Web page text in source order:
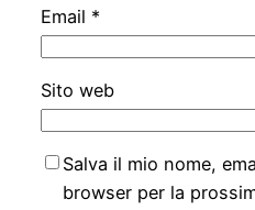
Email *
Sito web
Salva il mio nome,
browser per la